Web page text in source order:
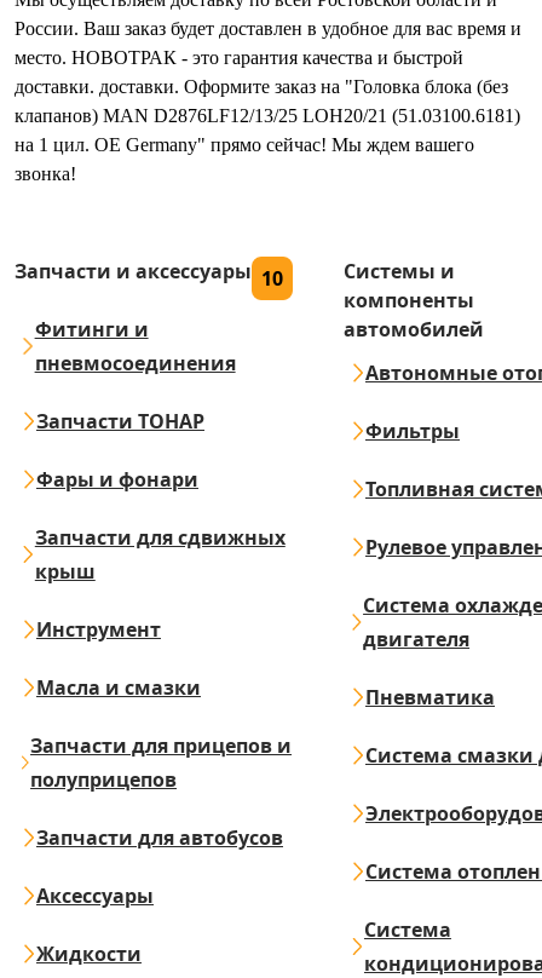
России. Ваш заказ будет доставлен в удобное для вас время и
место. НОВОТРАК - это гарантия качества и быстрой
доставки. доставки. Оформите заказ на "Головка блока (без
клапанов) MAN D2876LF12/13/25 LOH20/21 (51.03100.6181)
на 1 цил. OE Germany" прямо сейчас! Мы ждем вашего
звонка!
Запчасти и аксессуары 10
Фитинги и
пневмосоединения
Запчасти ТОНАР
Фары и фонари
Запчасти для сдвижных
крыш
Инструмент
Масла и смазки
Запчасти для прицепов и
полуприцепов
Запчасти для автобусов
Аксессуары
Жидкости
Системы и
компоненты
автомобилей
Автономные
Фильтры
Топливная
Рулевое
Система
двигателя
Пневматика
Система смазки
Система
Система